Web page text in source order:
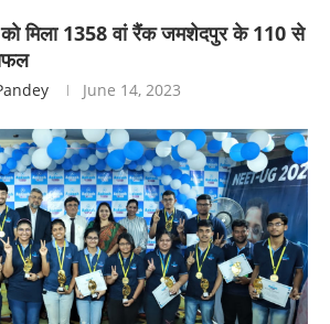
काे मिला 1358 वां रैंक जमशेदपुर के 110 से
June 14, 2023